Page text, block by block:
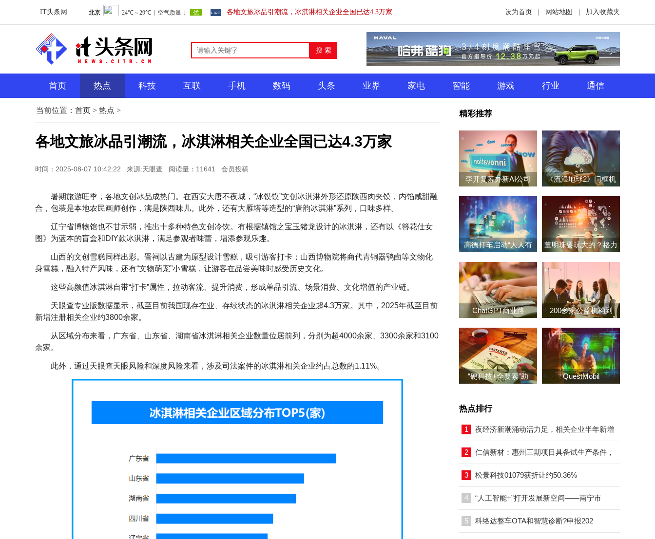
IT头条网 各地文旅冰品引潮流，冰淇淋相关企业全国已达4.3万家... 设为首页 网站地图 加入收藏夹
首页 热点 科技 互联 手机 数码 头条 业界 家电 智能 游戏 行业 通信
当前位置： 首页 > 热点 >
各地文旅冰品引潮流，冰淇淋相关企业全国已达4.3万家
时间：2025-08-07 10:42:22 来源:天眼查 阅读量：11641 会员投稿
暑期旅游旺季，各地文创冰品成热门。在西安大唐不夜城，“冰馍馍”文创冰淇淋外形还原陕西肉夹馍，内馅咸甜融
合，包装是本地农民画师创作，满是陕西味儿。此外，还有大雁塔等造型的“唐韵冰淇淋”系列，口味多样。
辽宁省博物馆也不甘示弱，推出十多种特色文创冷饮。有根据镇馆之宝玉猪龙设计的冰淇淋，还有以《簪花仕女
图》为蓝本的盲盒和DIY款冰淇淋，满足参观者味蕾，增添参观乐趣。
山西的文创雪糕同样出彩。晋祠以古建为原型设计雪糕，吸引游客打卡；山西博物院将商代青铜器鸮卣等文物化
身雪糕，融入特产风味，还有“文物萌宠”小雪糕，让游客在品尝美味时感受历史文化。
这些高颜值冰淇淋自带“打卡”属性，拉动客流、提升消费，形成单品引流、场景消费、文化增值的产业链。
天眼查专业版数据显示，截至目前我国现存在业、存续状态的冰淇淋相关企业超4.3万家。其中，2025年截至目前
新增注册相关企业约3800余家。
从区域分布来看，广东省、山东省、湖南省冰淇淋相关企业数量位居前列，分别为超4000余家、3300余家和3100
余家。
此外，通过天眼查天眼风险和深度风险来看，涉及司法案件的冰淇淋相关企业约占总数的1.11%。
精彩推荐
李开复筹办新AI公司 《流浪地球2》门框机
高德打车启动“人人有 董明珠要玩大的？格力
ChatGPT商业路 200多家公益机构到
“硬科技+全要素”助 QuestMobil
热点排行
1 夜经济新潮涌动活力足，相关企业半年新增
2 仁信新材：惠州三期项目具备试生产条件，
3 松景科技01079获折让约50.36%
4 “人工智能+”打开发展新空间——南宁市
5 科络达整车OTA和智慧诊断?申报202